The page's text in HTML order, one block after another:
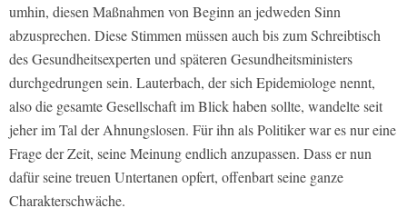
umhin, diesen Maßnahmen von Beginn an jedweden Sinn
abzusprechen. Diese Stimmen müssen auch bis zum Schreibtisch
des Gesundheitsexperten und späteren Gesundheitsministers
durchgedrungen sein. Lauterbach, der sich Epidemiologe nennt,
also die gesamte Gesellschaft im Blick haben sollte, wandelte seit
jeher im Tal der Ahnungslosen. Für ihn als Politiker war es nur eine
Frage der Zeit, seine Meinung endlich anzupassen. Dass er nun
dafür seine treuen Untertanen opfert, offenbart seine ganze
Charakterschwäche.